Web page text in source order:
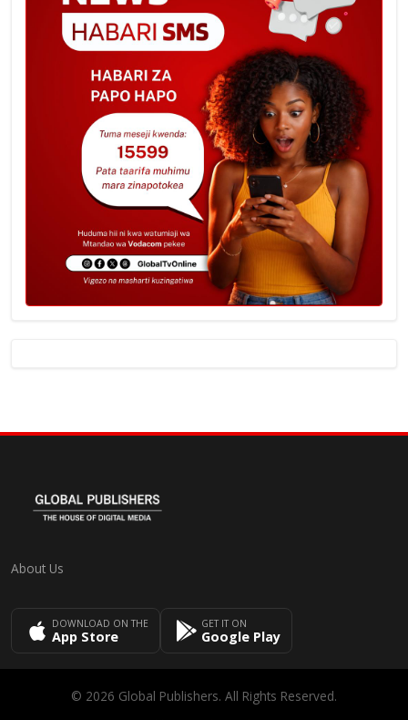
About Us
DOWNLOAD ON THE
App Store
GET IT ON
Google Play
© 2026 Global Publishers. All Rights Reserved.